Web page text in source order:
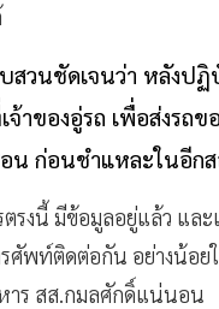
สวนชัดเจนว่า หลังปฏิ
าของอู่รถ เพื่อส่งรถข
น ก่อนชำแหละในอีก
รงนี้ มีข้อมูลอยู่แล้ว และ
ศัพท์ติดต่อกัน อย่างน้อย
าร สส.กมลศักดิ์แน่นอน